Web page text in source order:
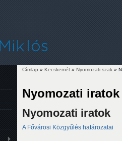
Címlap » Kecskemét » Nyomozati szak »
Nyomozati iratok
Nyomozati iratok
A Fővárosi Közgyűlés határozatai